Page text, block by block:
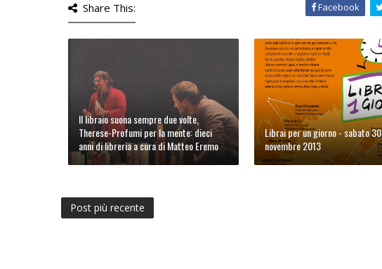
Share This: Facebook
Il libraio suona sempre due volte,
Therese-Profumi per la mente: dieci
anni di libreria a cura di Matteo Eremo
Librai per un giorno - sabato 30
novembre 2013
Post più recente